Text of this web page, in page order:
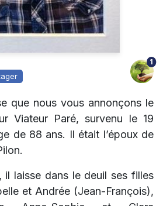
1
que nous vous annonçons le
Viateur Paré, survenu le 19
de 88 ans. Il était l’époux de
il laisse dans le deuil ses filles
et Andrée (Jean-François),